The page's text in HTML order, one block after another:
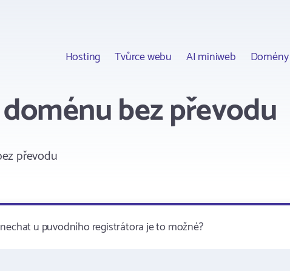
Hosting Tvůrce webu AI miniweb Domény
bez převodu
převodu
u puvodního registrátora je to možné?